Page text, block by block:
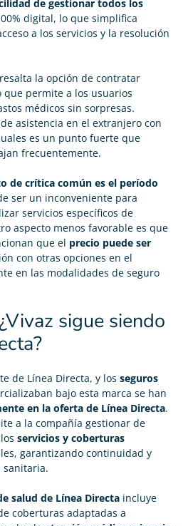
de gestionar todos los
digital, lo que simplifica
a los servicios y la resolución
la opción de contratar
que permite a los usuarios
médicos sin sorpresas.
asistencia en el extranjero con
es un punto fuerte que
frecuentemente.
de crítica común es el período
ser un inconveniente para
servicios específicos de
aspecto menos favorable es que
que el precio puede ser
con otras opciones en el
en las modalidades de seguro
sigue siendo
de Línea Directa, y los seguros
bajo esta marca se han
en la oferta de Línea Directa.
a la compañía gestionar de
servicios y coberturas
garantizando continuidad y
sanitaria.
salud de Línea Directa incluye
coberturas adaptadas a